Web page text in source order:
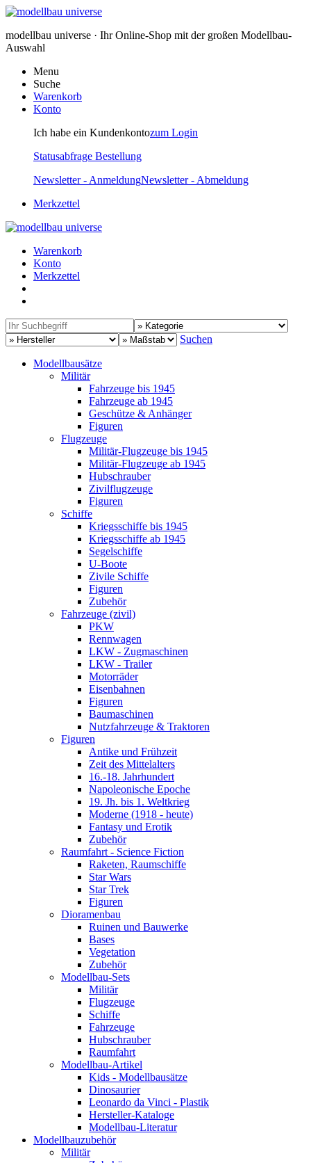
modellbau universe · Ihr Online-Shop mit der großen Modellbau-
Auswahl
Menu
Suche
Warenkorb
Konto
Ich habe ein Kundenkontozum Login
Statusabfrage Bestellung
Newsletter - AnmeldungNewsletter - Abmeldung
Merkzettel
Warenkorb
Konto
Merkzettel
Suchen
Modellbausätze
Militär
Fahrzeuge bis 1945
Fahrzeuge ab 1945
Geschütze & Anhänger
Figuren
Flugzeuge
Militär-Flugzeuge bis 1945
Militär-Flugzeuge ab 1945
Hubschrauber
Zivilflugzeuge
Figuren
Schiffe
Kriegsschiffe bis 1945
Kriegsschiffe ab 1945
Segelschiffe
U-Boote
Zivile Schiffe
Figuren
Zubehör
Fahrzeuge (zivil)
PKW
Rennwagen
LKW - Zugmaschinen
LKW - Trailer
Motorräder
Eisenbahnen
Figuren
Baumaschinen
Nutzfahrzeuge & Traktoren
Figuren
Antike und Frühzeit
Zeit des Mittelalters
16.-18. Jahrhundert
Napoleonische Epoche
19. Jh. bis 1. Weltkrieg
Moderne (1918 - heute)
Fantasy und Erotik
Zubehör
Raumfahrt - Science Fiction
Raketen, Raumschiffe
Star Wars
Star Trek
Figuren
Dioramenbau
Ruinen und Bauwerke
Bases
Vegetation
Zubehör
Modellbau-Sets
Militär
Flugzeuge
Schiffe
Fahrzeuge
Hubschrauber
Raumfahrt
Modellbau-Artikel
Kids - Modellbausätze
Dinosaurier
Leonardo da Vinci - Plastik
Hersteller-Kataloge
Modellbau-Literatur
Modellbauzubehör
Militär